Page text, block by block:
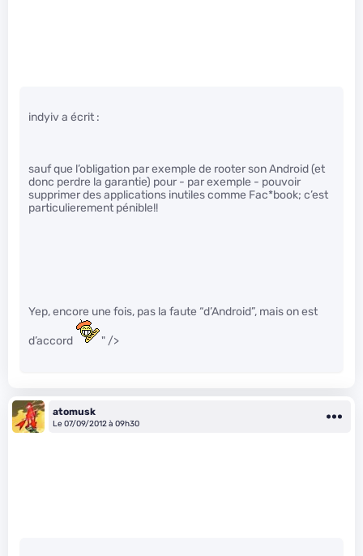
indyiv a écrit :
sauf que l’obligation par exemple de rooter son Android (et
donc perdre la garantie) pour - par exemple - pouvoir
supprimer des applications inutiles comme Fac*book; c’est
particulierement pénible!!
Yep, encore une fois, pas la faute “d’Android”, mais on est
d’accord " />
atomusk
Le 07/09/2012 à 09h30